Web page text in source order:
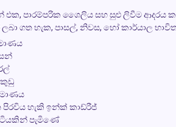
එක, පාරම්පරික ශෛලිය සහ සුළු ලිවීම ආදරය
ලබා ගත හැක, පාසල්, නිවස, හෝ කාර්යාල
කුඩු
පිරවිය හැකි ඉන්ක් කාඩ්රීජ්
පැමිණේ